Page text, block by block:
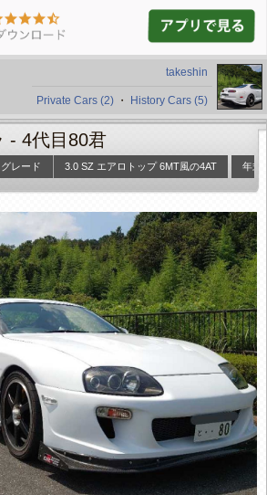
takeshin
Private Cars (2) ・ History Cars (5)
-4代目80君
グレード 3.0 SZ エアロトップ 6MT風の4AT 年式